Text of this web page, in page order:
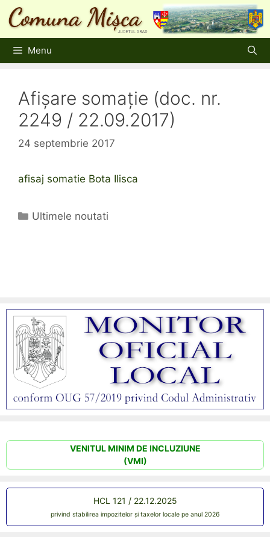
Sari
conținut
Menu
Afișare somație (doc. nr.
2249 / 22.09.2017)
24 septembrie 2017
afisaj somatie Bota Ilisca
Categorii
Ultimele noutati
VENITUL MINIM DE INCLUZIUNE
(VMI)
HCL 121 / 22.12.2025
privind stabilirea impozitelor și taxelor locale pe anul 2026